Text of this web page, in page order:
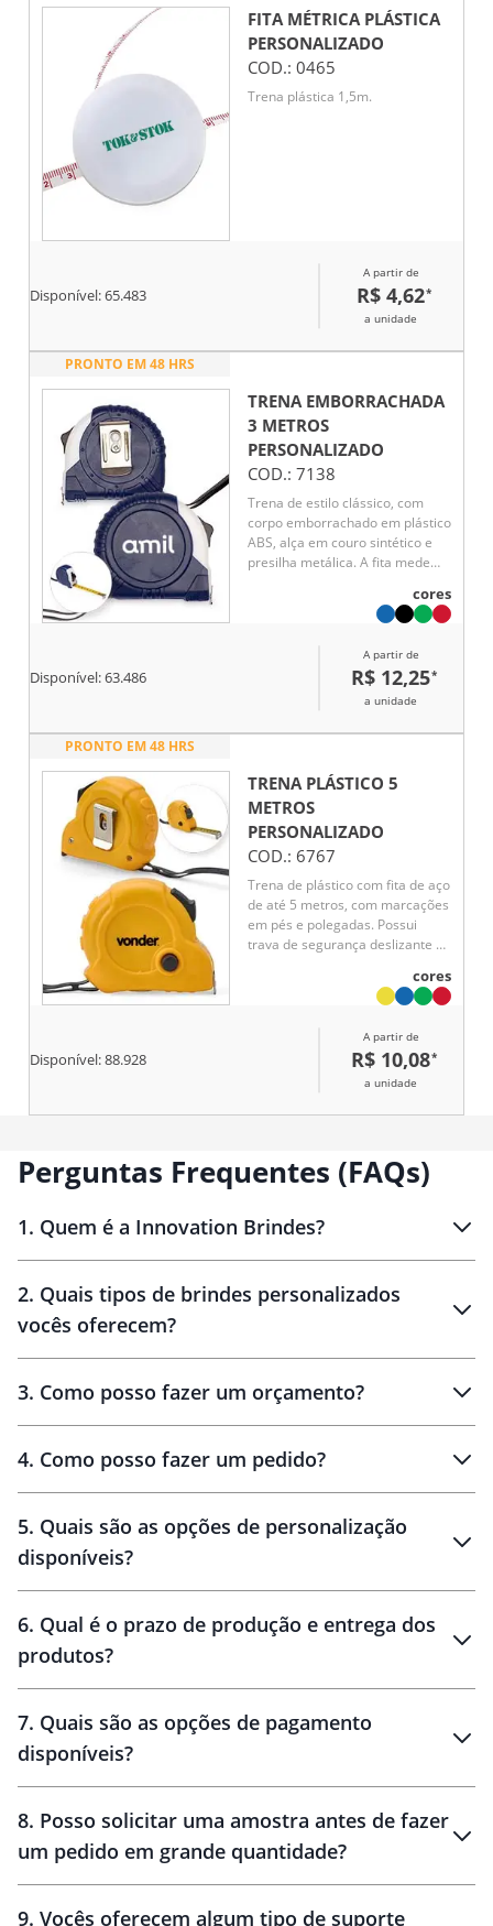
FITA MÉTRICA PLÁSTICA
PERSONALIZADO
COD.: 0465
Trena plástica 1,5m.
Disponível:65.483
A partir de
R$ 4,62*
a unidade
PRONTO EM 48 HRS
TRENA EMBORRACHADA
3 METROS
PERSONALIZADO
COD.: 7138
Trena de estilo clássico, com
corpo emborrachado em plástico
ABS, alça em couro sintético e
presilha metálica. A fita mede
em pés e polegadas. Possui
na posição desejada.
cores
Disponível:63.486
A partir de
R$ 12,25*
a unidade
PRONTO EM 48 HRS
TRENA PLÁSTICO 5
METROS
PERSONALIZADO
COD.: 6767
Trena de plástico com fita de aço
de até 5 metros, com marcações
em pés e polegadas. Possui
trava de segurança deslizante e
medida. Conta com presilha
plástica e alça de borracha,
em medições cotidianas.
cores
Disponível:88.928
A partir de
R$ 10,08*
a unidade
Perguntas Frequentes (FAQs)
1. Quem é a Innovation Brindes?
Brindes personalizados
2. Quais tipos de brindes personalizados
vocês oferecem?
personalizados
3. Como posso fazer um orçamento?
brinde
personalização
4. Como posso fazer um pedido?
amostra virtual
5. Quais são as opções de personalização
disponíveis?
6. Qual é o prazo de produção e entrega dos
produtos?
10 dias
brinde
48 horas
7. Quais são as opções de pagamento
disponíveis?
8. Posso solicitar uma amostra antes de fazer
um pedido em grande quantidade?
9. Vocês oferecem algum tipo de suporte